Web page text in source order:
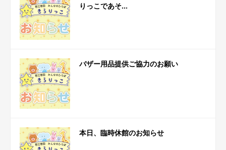
りっこであそ...
バザー用品提供ご協力のお願い
本日、臨時休館のお知らせ